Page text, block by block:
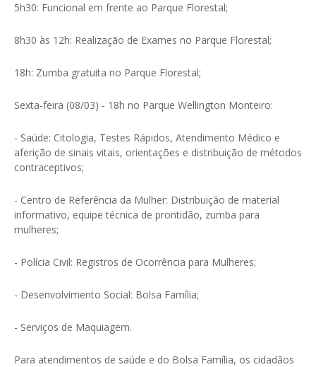
5h30: Funcional em frente ao Parque Florestal;
8h30 às 12h: Realização de Exames no Parque Florestal;
18h: Zumba gratuita no Parque Florestal;
Sexta-feira (08/03) - 18h no Parque Wellington Monteiro:
- Saúde: Citologia, Testes Rápidos, Atendimento Médico e
aferição de sinais vitais, orientações e distribuição de métodos
contraceptivos;
- Centro de Referência da Mulher: Distribuição de material
informativo, equipe técnica de prontidão, zumba para
mulheres;
- Polícia Civil: Registros de Ocorrência para Mulheres;
- Desenvolvimento Social: Bolsa Família;
- Serviços de Maquiagem.
Para atendimentos de saúde e do Bolsa Família, os cidadãos